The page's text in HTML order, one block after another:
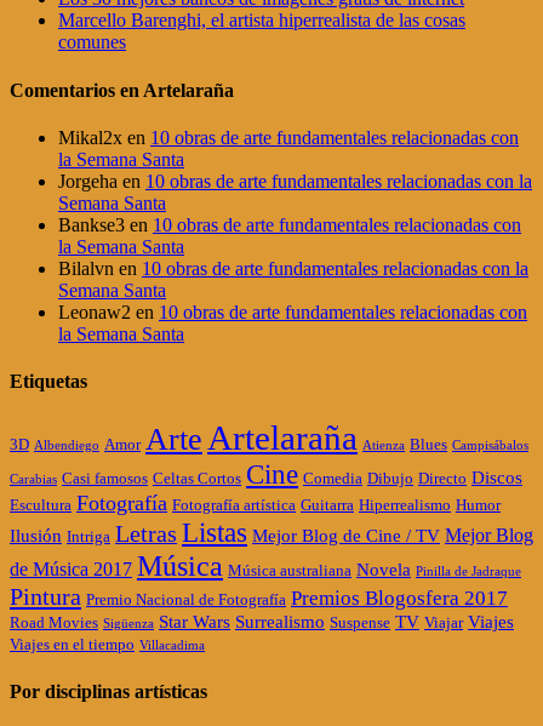
Marcello Barenghi, el artista hiperrealista de las cosas
comunes
Comentarios en Artelaraña
Mikal2x en 10 obras de arte fundamentales relacionadas con
la Semana Santa
Jorgeha en 10 obras de arte fundamentales relacionadas con la
Semana Santa
Bankse3 en 10 obras de arte fundamentales relacionadas con
la Semana Santa
Bilalvn en 10 obras de arte fundamentales relacionadas con la
Semana Santa
Leonaw2 en 10 obras de arte fundamentales relacionadas con
la Semana Santa
Etiquetas
3D Albendiego Amor ArteArtelaraña Atienza Blues Campisábalos
Carabias Casi famosos Celtas Cortos Cine Comedia Dibujo Directo Discos
Escultura Fotografía Fotografía artística Guitarra Hiperrealismo Humor
Ilusión Intriga Letras Listas Mejor Blog de Cine / TV Mejor Blog
de Música 2017 Música Música australiana Novela Pinilla de Jadraque
Pintura Premio Nacional de Fotografía Premios Blogosfera 2017
Road Movies Sigüenza Star Wars Surrealismo Suspense TV Viajar Viajes
Viajes en el tiempo Villacadima
Por disciplinas artísticas